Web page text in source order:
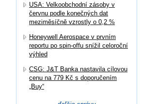
USA: Velkoobchodní zásoby v
červnu podle konečných dat
meziměsíčně vzrostly o 0,2 %
Honeywell Aerospace v prvním
reportu po spin-offu snížil celoroční
výhled
CSG: J&T Banka nastavila cílovou
cenu na 779 Kč s doporučením
„Buy“